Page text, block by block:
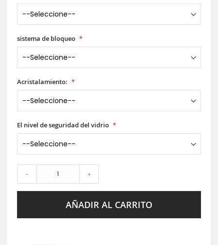
sistema de bloqueo
Acristalamiento:
El nivel de seguridad del vidrio
- +
AÑADIR AL CARRITO